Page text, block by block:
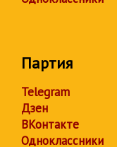
Партия
Telegram
Дзен
ВКонтакте
Одноклассники